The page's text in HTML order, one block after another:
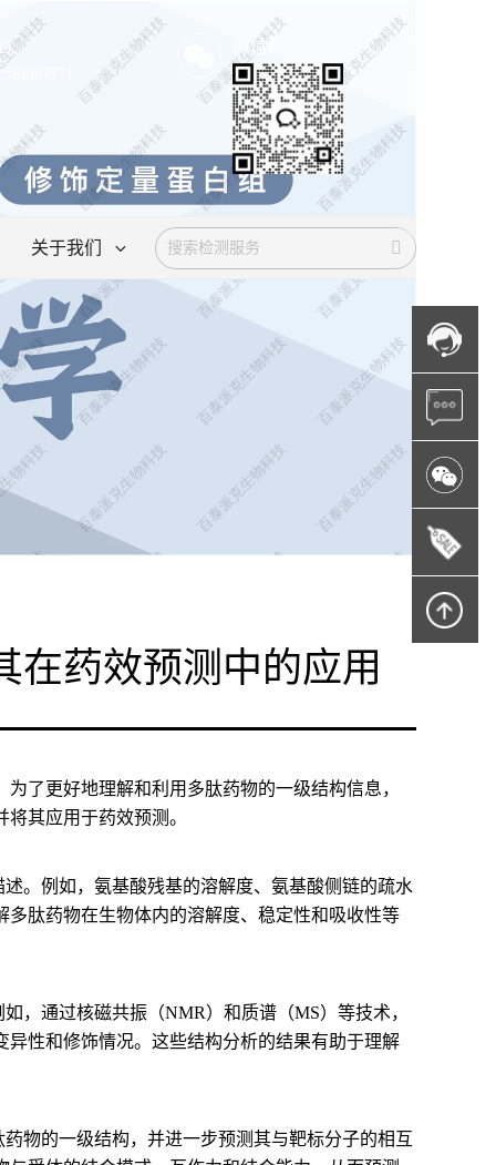
微信:
关于我们
在药效预测中的应用
了更好地理解和利用多肽药物的一级结构信息，
其应用于药效预测。
。例如，氨基酸残基的溶解度、氨基酸侧链的疏水
肽药物在生物体内的溶解度、稳定性和吸收性等
，通过核磁共振（NMR）和质谱（MS）等技术，
性和修饰情况。这些结构分析的结果有助于理解
物的一级结构，并进一步预测其与靶标分子的相互